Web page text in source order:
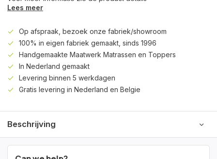
Lees meer
Op afspraak, bezoek onze fabriek/showroom
100% in eigen fabriek gemaakt, sinds 1996
Handgemaakte Maatwerk Matrassen en Toppers
In Nederland gemaakt
Levering binnen 5 werkdagen
Gratis levering in Nederland en Belgie
Beschrijving